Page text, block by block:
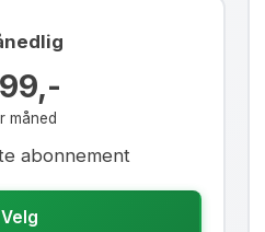
måned
abonnement
Velg